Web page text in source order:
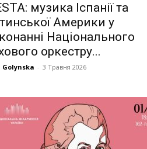
музика Іспанії та
Америки у
Національного
оркестру...
Golynska - 3 Травня 2026